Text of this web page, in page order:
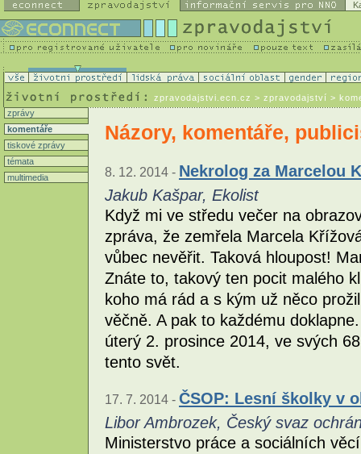
zpravodajstvi.ecn.cz > zpravodajství >
zprávy
komentáře
tiskové zprávy
témata
multimedia
Názory, komentáře,
8. 12. 2014 - Nekrolog za Marcelou
Jakub Kašpar, Ekolist
Když mi ve středu večer na
zpráva, že zemřela Marcela
vůbec nevěřit. Taková hloupost!
Znáte to, takový ten pocit malého
koho má rád a s kým už něco
věčně. A pak to každému
úterý 2. prosince 2014, ve svých
tento svět.
17. 7. 2014 - ČSOP: Lesní školky v
Libor Ambrozek, Český svaz
Ministerstvo práce a sociálních